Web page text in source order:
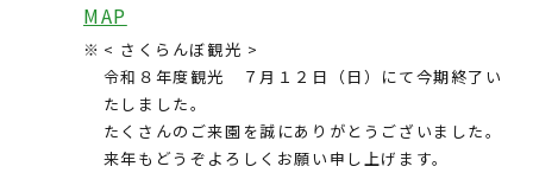
MAP
< さくらんぼ観光 >
令和８年度観光 ７月１２日（日）にて今期終了い
たしました。
たくさんのご来園を誠にありがとうございました。
来年もどうぞよろしくお願い申し上げます。